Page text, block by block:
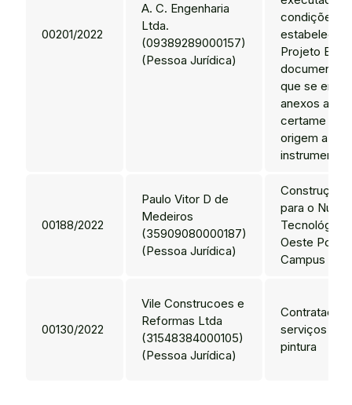
00201/2022
A. C. Engenharia
Ltda.
(09389289000157)
(Pessoa Jurídica)
condições
Projeto
que se
anexos ao
certame que
origem a
instrumento
00188/2022
Paulo Vitor D de
Medeiros
(35909080000187)
(Pessoa Jurídica)
Construção
para o
Tecnológico
Oeste
Campus
00130/2022
Vile Construcoes e
Reformas Ltda
(31548384000105)
(Pessoa Jurídica)
Contratação
serviços de
pintura